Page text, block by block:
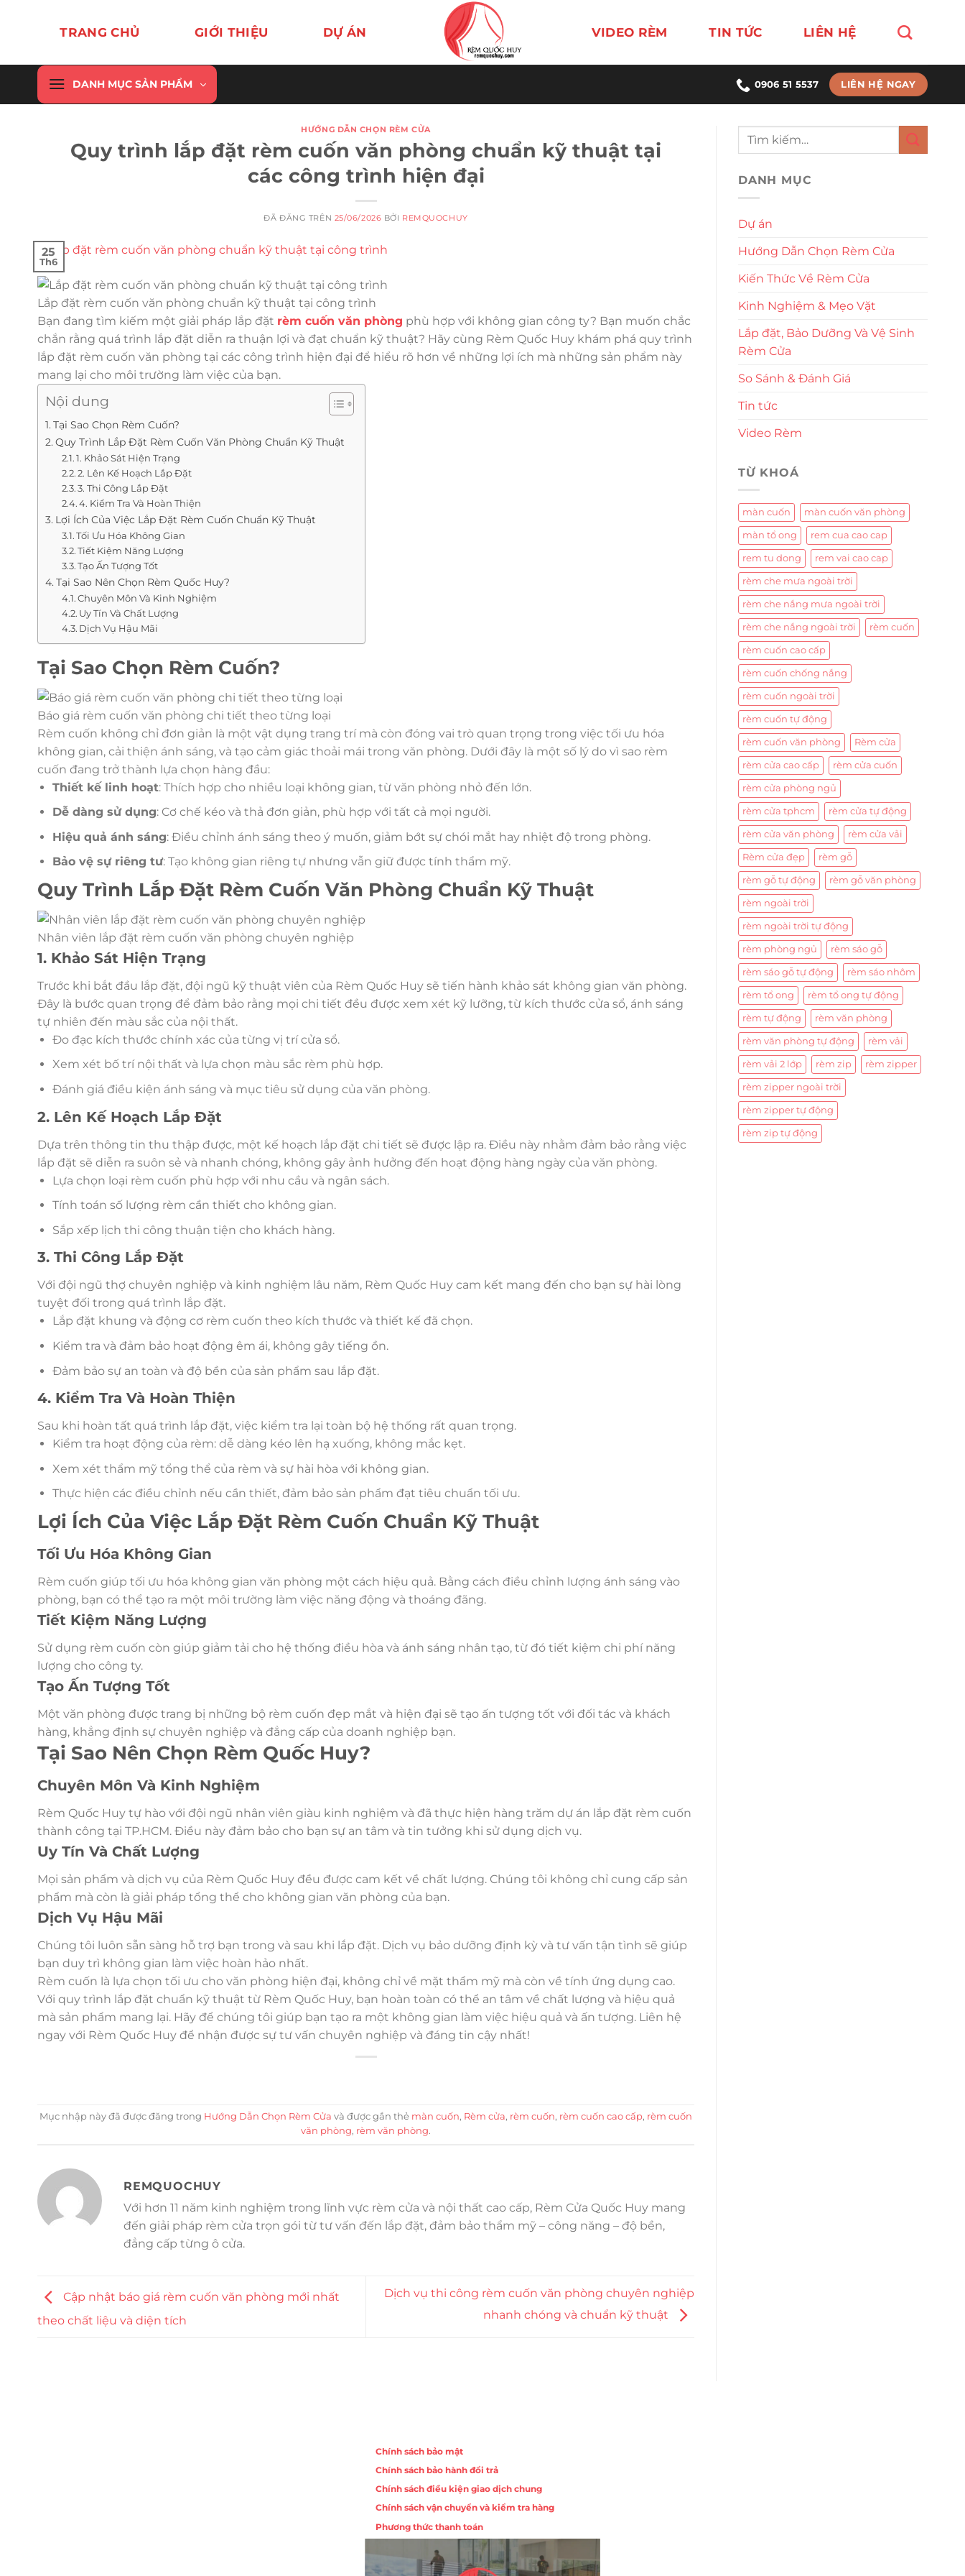
dung
TRANG CHỦ GIỚI THIỆU DỰ ÁN VIDEO RÈM TIN TỨC LIÊN HỆ
DANH MỤC SẢN PHẨM 0906 51 5537 LIÊN HỆ NGAY
HƯỚNG DẪN CHỌN RÈM CỬA
Quy trình lắp đặt rèm cuốn văn phòng chuẩn kỹ thuật tại
các công trình hiện đại
ĐÃ ĐĂNG TRÊN 25/06/2026 BỞI REMQUOCHUY
25
Th6
Lắp đặt rèm cuốn văn phòng chuẩn kỹ thuật tại công trình
Bạn đang tìm kiếm một giải pháp lắp đặt rèm cuốn văn phòng phù hợp với không gian công ty? Bạn muốn chắc
chắn rằng quá trình lắp đặt diễn ra thuận lợi và đạt chuẩn kỹ thuật? Hãy cùng Rèm Quốc Huy khám phá quy trình
lắp đặt rèm cuốn văn phòng tại các công trình hiện đại để hiểu rõ hơn về những lợi ích mà những sản phẩm này
mang lại cho môi trường làm việc của bạn.
Nội dung
Tại Sao Chọn Rèm Cuốn?
Quy Trình Lắp Đặt Rèm Cuốn Văn Phòng Chuẩn Kỹ Thuật
1. Khảo Sát Hiện Trạng
2. Lên Kế Hoạch Lắp Đặt
3. Thi Công Lắp Đặt
4. Kiểm Tra Và Hoàn Thiện
Lợi Ích Của Việc Lắp Đặt Rèm Cuốn Chuẩn Kỹ Thuật
Tối Ưu Hóa Không Gian
Tiết Kiệm Năng Lượng
Tạo Ấn Tượng Tốt
Tại Sao Nên Chọn Rèm Quốc Huy?
Chuyên Môn Và Kinh Nghiệm
Uy Tín Và Chất Lượng
Dịch Vụ Hậu Mãi
Tại Sao Chọn Rèm Cuốn?
Báo giá rèm cuốn văn phòng chi tiết theo từng loại
Rèm cuốn không chỉ đơn giản là một vật dụng trang trí mà còn đóng vai trò quan trọng trong việc tối ưu hóa
không gian, cải thiện ánh sáng, và tạo cảm giác thoải mái trong văn phòng. Dưới đây là một số lý do vì sao rèm
cuốn đang trở thành lựa chọn hàng đầu:
Thiết kế linh hoạt: Thích hợp cho nhiều loại không gian, từ văn phòng nhỏ đến lớn.
Dễ dàng sử dụng: Cơ chế kéo và thả đơn giản, phù hợp với tất cả mọi người.
Hiệu quả ánh sáng: Điều chỉnh ánh sáng theo ý muốn, giảm bớt sự chói mắt hay nhiệt độ trong phòng.
Bảo vệ sự riêng tư: Tạo không gian riêng tự nhưng vẫn giữ được tính thẩm mỹ.
Quy Trình Lắp Đặt Rèm Cuốn Văn Phòng Chuẩn Kỹ Thuật
Nhân viên lắp đặt rèm cuốn văn phòng chuyên nghiệp
1. Khảo Sát Hiện Trạng
Trước khi bắt đầu lắp đặt, đội ngũ kỹ thuật viên của Rèm Quốc Huy sẽ tiến hành khảo sát không gian văn phòng.
Đây là bước quan trọng để đảm bảo rằng mọi chi tiết đều được xem xét kỹ lưỡng, từ kích thước cửa sổ, ánh sáng
tự nhiên đến màu sắc của nội thất.
Đo đạc kích thước chính xác của từng vị trí cửa sổ.
Xem xét bố trí nội thất và lựa chọn màu sắc rèm phù hợp.
Đánh giá điều kiện ánh sáng và mục tiêu sử dụng của văn phòng.
2. Lên Kế Hoạch Lắp Đặt
Dựa trên thông tin thu thập được, một kế hoạch lắp đặt chi tiết sẽ được lập ra. Điều này nhằm đảm bảo rằng việc
lắp đặt sẽ diễn ra suôn sẻ và nhanh chóng, không gây ảnh hưởng đến hoạt động hàng ngày của văn phòng.
Lựa chọn loại rèm cuốn phù hợp với nhu cầu và ngân sách.
Tính toán số lượng rèm cần thiết cho không gian.
Sắp xếp lịch thi công thuận tiện cho khách hàng.
3. Thi Công Lắp Đặt
Với đội ngũ thợ chuyên nghiệp và kinh nghiệm lâu năm, Rèm Quốc Huy cam kết mang đến cho bạn sự hài lòng
tuyệt đối trong quá trình lắp đặt.
Lắp đặt khung và động cơ rèm cuốn theo kích thước và thiết kế đã chọn.
Kiểm tra và đảm bảo hoạt động êm ái, không gây tiếng ồn.
Đảm bảo sự an toàn và độ bền của sản phẩm sau lắp đặt.
4. Kiểm Tra Và Hoàn Thiện
Sau khi hoàn tất quá trình lắp đặt, việc kiểm tra lại toàn bộ hệ thống rất quan trọng.
Kiểm tra hoạt động của rèm: dễ dàng kéo lên hạ xuống, không mắc kẹt.
Xem xét thẩm mỹ tổng thể của rèm và sự hài hòa với không gian.
Thực hiện các điều chỉnh nếu cần thiết, đảm bảo sản phẩm đạt tiêu chuẩn tối ưu.
Lợi Ích Của Việc Lắp Đặt Rèm Cuốn Chuẩn Kỹ Thuật
Tối Ưu Hóa Không Gian
Rèm cuốn giúp tối ưu hóa không gian văn phòng một cách hiệu quả. Bằng cách điều chỉnh lượng ánh sáng vào
phòng, bạn có thể tạo ra một môi trường làm việc năng động và thoáng đãng.
Tiết Kiệm Năng Lượng
Sử dụng rèm cuốn còn giúp giảm tải cho hệ thống điều hòa và ánh sáng nhân tạo, từ đó tiết kiệm chi phí năng
lượng cho công ty.
Tạo Ấn Tượng Tốt
Một văn phòng được trang bị những bộ rèm cuốn đẹp mắt và hiện đại sẽ tạo ấn tượng tốt với đối tác và khách
hàng, khẳng định sự chuyên nghiệp và đẳng cấp của doanh nghiệp bạn.
Tại Sao Nên Chọn Rèm Quốc Huy?
Chuyên Môn Và Kinh Nghiệm
Rèm Quốc Huy tự hào với đội ngũ nhân viên giàu kinh nghiệm và đã thực hiện hàng trăm dự án lắp đặt rèm cuốn
thành công tại TP.HCM. Điều này đảm bảo cho bạn sự an tâm và tin tưởng khi sử dụng dịch vụ.
Uy Tín Và Chất Lượng
Mọi sản phẩm và dịch vụ của Rèm Quốc Huy đều được cam kết về chất lượng. Chúng tôi không chỉ cung cấp sản
phẩm mà còn là giải pháp tổng thể cho không gian văn phòng của bạn.
Dịch Vụ Hậu Mãi
Chúng tôi luôn sẵn sàng hỗ trợ bạn trong và sau khi lắp đặt. Dịch vụ bảo dưỡng định kỳ và tư vấn tận tình sẽ giúp
bạn duy trì không gian làm việc hoàn hảo nhất.
Rèm cuốn là lựa chọn tối ưu cho văn phòng hiện đại, không chỉ về mặt thẩm mỹ mà còn về tính ứng dụng cao.
Với quy trình lắp đặt chuẩn kỹ thuật từ Rèm Quốc Huy, bạn hoàn toàn có thể an tâm về chất lượng và hiệu quả
mà sản phẩm mang lại. Hãy để chúng tôi giúp bạn tạo ra một không gian làm việc hiệu quả và ấn tượng. Liên hệ
ngay với Rèm Quốc Huy để nhận được sự tư vấn chuyên nghiệp và đáng tin cậy nhất!
Mục nhập này đã được đăng trong Hướng Dẫn Chọn Rèm Cửa và được gắn thẻ màn cuốn, Rèm cửa, rèm cuốn, rèm cuốn cao cấp, rèm cuốn
văn phòng, rèm văn phòng.
REMQUOCHUY
Với hơn 11 năm kinh nghiệm trong lĩnh vực rèm cửa và nội thất cao cấp, Rèm Cửa Quốc Huy mang
đến giải pháp rèm cửa trọn gói từ tư vấn đến lắp đặt, đảm bảo thẩm mỹ – công năng – độ bền,
đẳng cấp từng ô cửa.
Cập nhật báo giá rèm cuốn văn phòng mới nhất
theo chất liệu và diện tích
Dịch vụ thi công rèm cuốn văn phòng chuyên nghiệp
nhanh chóng và chuẩn kỹ thuật
DANH MỤC
Dự án
Hướng Dẫn Chọn Rèm Cửa
Kiến Thức Về Rèm Cửa
Kinh Nghiệm & Mẹo Vặt
Lắp đặt, Bảo Dưỡng Và Vệ Sinh
Rèm Cửa
So Sánh & Đánh Giá
Tin tức
Video Rèm
TỪ KHOÁ
màn cuốn màn cuốn văn phòng
màn tổ ong rem cua cao cap
rem tu dong rem vai cao cap
rèm che mưa ngoài trời
rèm che nắng mưa ngoài trời
rèm che nắng ngoài trời rèm cuốn
rèm cuốn cao cấp
rèm cuốn chống nắng
rèm cuốn ngoài trời
rèm cuốn tự động
rèm cuốn văn phòng Rèm cửa
rèm cửa cao cấp rèm cửa cuốn
rèm cửa phòng ngủ
rèm cửa tphcm rèm cửa tự động
rèm cửa văn phòng rèm cửa vải
Rèm cửa đẹp rèm gỗ
rèm gỗ tự động rèm gỗ văn phòng
rèm ngoài trời
rèm ngoài trời tự động
rèm phòng ngủ rèm sáo gỗ
rèm sáo gỗ tự động rèm sáo nhôm
rèm tổ ong rèm tổ ong tự động
rèm tự động rèm văn phòng
rèm văn phòng tự động rèm vải
rèm vải 2 lớp rèm zip rèm zipper
rèm zipper ngoài trời
rèm zipper tự động
rèm zip tự động
Chính sách bảo mật
Chính sách bảo hành đổi trả
Chính sách điều kiện giao dịch chung
Chính sách vận chuyển và kiểm tra hàng
Phương thức thanh toán